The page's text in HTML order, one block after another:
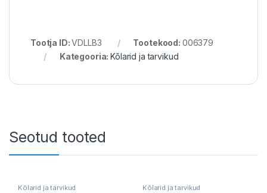
Tootja ID:VDLLB3 Tootekood: 006379
Kategooria:Kõlarid ja tarvikud
Seotud tooted
Kõlarid ja tarvikud Kõlarid ja tarvikud